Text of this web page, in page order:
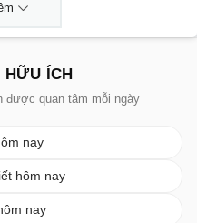
HỮU ÍCH
được quan tâm mỗi ngày
nay
hôm nay
nay